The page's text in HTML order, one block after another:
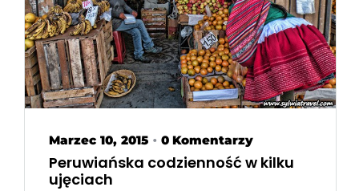
Marzec 10, 2015 • 0 Komentarzy
Peruwiańska codzienność w kilku
ujęciach